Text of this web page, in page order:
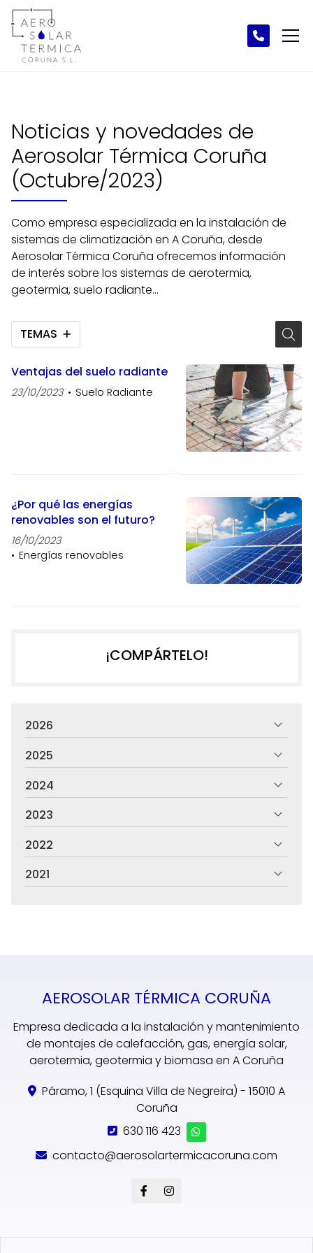
Noticias y novedades de
Aerosolar Térmica Coruña
(Octubre/2023)
Como empresa especializada en la instalación de
sistemas de climatización en A Coruña, desde
Aerosolar Térmica Coruña ofrecemos información
de interés sobre los sistemas de aerotermia,
geotermia, suelo radiante...
TEMAS
Ventajas del suelo radiante
23/10/2023 Suelo Radiante
¿Por qué las energías
renovables son el futuro?
16/10/2023
Energías renovables
¡COMPÁRTELO!
2026
2025
2024
2023
2022
2021
AEROSOLAR TÉRMICA CORUÑA
Empresa dedicada a la instalación y mantenimiento
de montajes de calefacción, gas, energía solar,
aerotermia, geotermia y biomasa en A Coruña
Páramo, 1 (Esquina Villa de Negreira) - 15010 A
Coruña
630 116 423
contacto@aerosolartermicacoruna.com